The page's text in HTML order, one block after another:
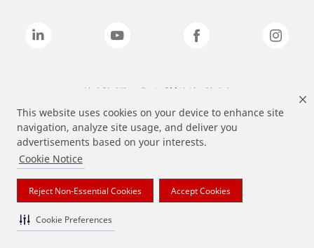
This website uses cookies on your device to enhance site
navigation, analyze site usage, and deliver you
advertisements based on your interests.
Cookie Notice
Reject Non-Essential Cookies Accept Cookies
Cookie Preferences
상기 열거된 브랜드는 3M의 상표입니다.